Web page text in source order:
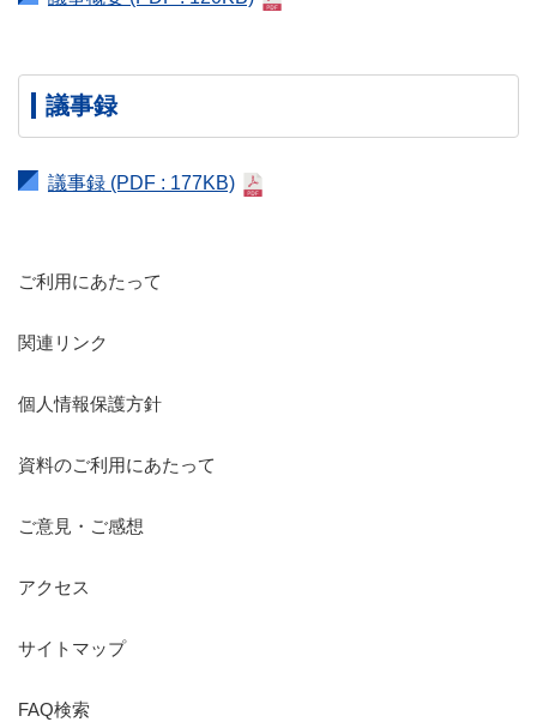
議事録
議事録 (PDF : 177KB)
ご利用にあたって
関連リンク
個人情報保護方針
資料のご利用にあたって
ご意見・ご感想
アクセス
サイトマップ
FAQ検索